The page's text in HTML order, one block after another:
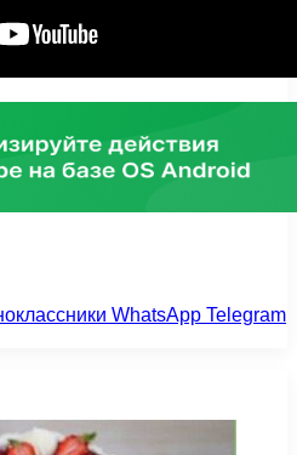
WhatsApp Telegram